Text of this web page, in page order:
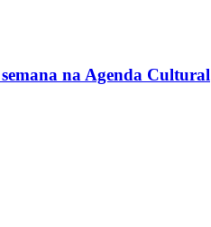
na Agenda Cultural